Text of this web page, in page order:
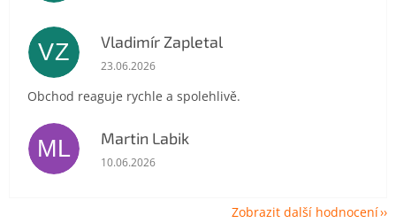
VZ Vladimír Zapletal
Hodnocení obchodu je 5 z 5 hvězdiček.
23.06.2026
Obchod reaguje rychle a spolehlivě.
ML Martin Labik
Hodnocení obchodu je 5 z 5 hvězdiček.
10.06.2026
Zobrazit další hodnocení